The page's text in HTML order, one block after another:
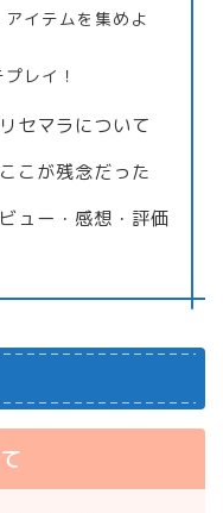
イテムを集めよ
レイ！
セマラについて
こが残念だった
ュー・感想・評価